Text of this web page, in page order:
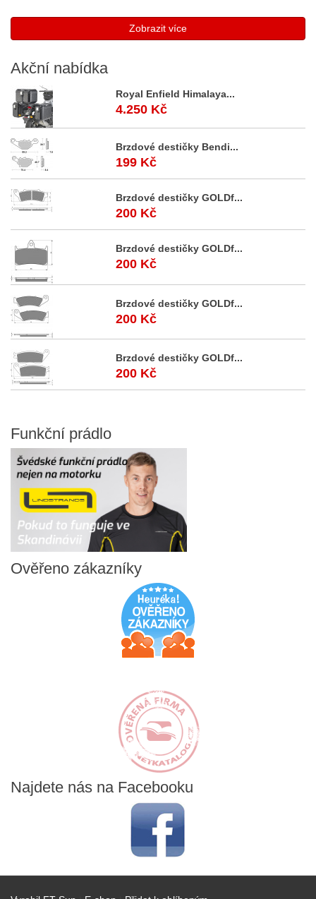
Zobrazit více
Akční nabídka
Royal Enfield Himalaya...
4.250 Kč
Brzdové destičky Bendi...
199 Kč
Brzdové destičky GOLDf...
200 Kč
Brzdové destičky GOLDf...
200 Kč
Brzdové destičky GOLDf...
200 Kč
Brzdové destičky GOLDf...
200 Kč
Funkční prádlo
Ověřeno zákazníky
Najdete nás na Facebooku